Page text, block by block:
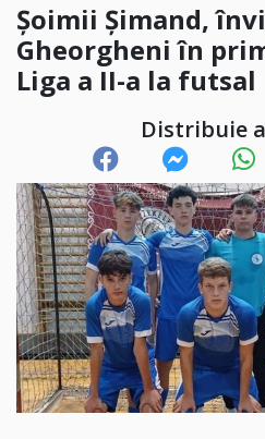
Şoimii Şimand,
Gheorgheni în
Liga a II-a la futsal
Distribuie